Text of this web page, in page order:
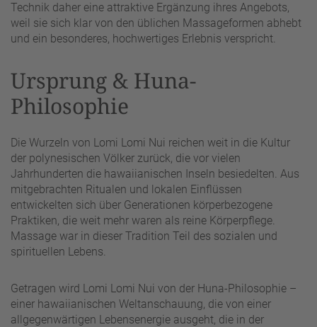
Technik daher eine attraktive Ergänzung ihres Angebots,
weil sie sich klar von den üblichen Massageformen abhebt
und ein besonderes, hochwertiges Erlebnis verspricht.
Ursprung & Huna-
Philosophie
Die Wurzeln von Lomi Lomi Nui reichen weit in die Kultur
der polynesischen Völker zurück, die vor vielen
Jahrhunderten die hawaiianischen Inseln besiedelten. Aus
mitgebrachten Ritualen und lokalen Einflüssen
entwickelten sich über Generationen körperbezogene
Praktiken, die weit mehr waren als reine Körperpflege.
Massage war in dieser Tradition Teil des sozialen und
spirituellen Lebens.
Getragen wird Lomi Lomi Nui von der Huna-Philosophie –
einer hawaiianischen Weltanschauung, die von einer
allgegenwärtigen Lebensenergie ausgeht, die in der